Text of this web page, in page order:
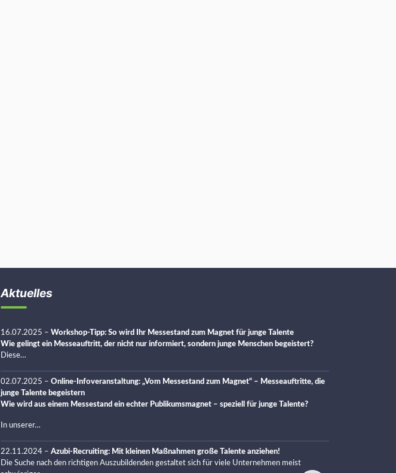
Aktuelles
16.07.2025 – Workshop-Tipp: So wird Ihr Messestand zum Magnet für junge Talente
Wie gelingt ein Messeauftritt, der nicht nur informiert, sondern junge Menschen begeistert?
Diese…
02.07.2025 – Online-Infoveranstaltung: „Vom Messestand zum Magnet“ – Messeauftritte, die
junge Talente begeistern
Wie wird aus einem Messestand ein echter Publikumsmagnet – speziell für junge Talente?
In unserer…
22.11.2024 – Azubi-Recruiting: Mit kleinen Maßnahmen große Talente anziehen!
Die Suche nach den richtigen Auszubildenden gestaltet sich für viele Unternehmen meist